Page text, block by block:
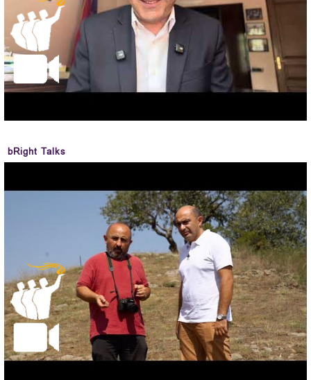
bRight Talks